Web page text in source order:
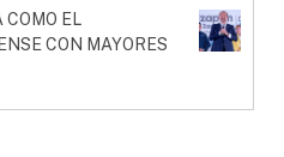
COMO EL
CON MAYORES